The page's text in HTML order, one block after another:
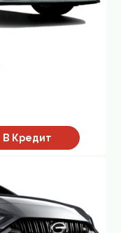
В Кредит